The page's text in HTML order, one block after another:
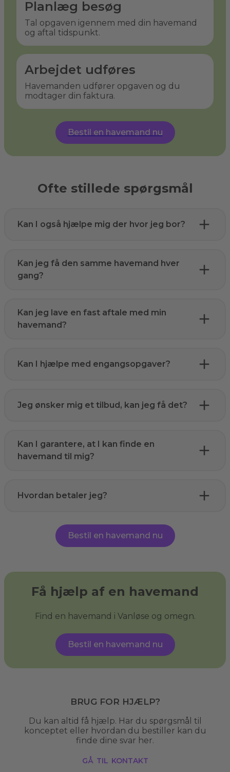
Planlæg besøg
Tal opgaven igennem med din havemand
og aftal tidspunkt.
Arbejdet udføres
Havemanden udfører opgaven og du
modtager din faktura.
Bestil en havemand nu
Ofte stillede spørgsmål
Kan I også hjælpe mig der hvor jeg bor?
Kan jeg få den samme havemand hver
gang?
Kan jeg lave en fast aftale med min
havemand?
Kan I hjælpe med engangsopgaver?
Jeg ønsker mig et tilbud, kan jeg få det?
Kan I garantere, at I kan finde en
havemand til mig?
Hvordan betaler jeg?
Bestil en havemand nu
Få hjælp af en havemand
Find en havemand i Vanløse og omegn.
Bestil en havemand nu
Brug for hjælp?
Du kan altid få hjælp. Har du spørgsmål til
konceptet eller hvordan du bestiller kan du
finde dine svar her.
gå til kontakt